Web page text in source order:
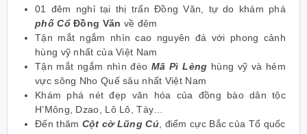
01 đêm nghỉ tại thị trấn Đồng Văn, tự do khám phá
phố CổĐồng Văn về đêm
Tận mắt ngắm nhìn cao nguyên đá với phong cảnh
hùng vỹ nhất của Việt Nam
Tận mắt ngắm nhìn đèo Mã Pì Lèng hùng vỹ và hẻm
vực sông Nho Quế sâu nhất Việt Nam
Khám phá nét đẹp văn hóa của đồng bào dân tộc
H’Mông, Dzao, Lô Lô, Tày…
Đến thăm Cột cờ Lũng Cú, điểm cực Bắc của Tổ quốc